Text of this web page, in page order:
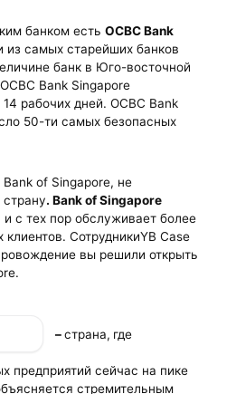
банком есть OCBC Bank
из самых старейших банков
банк в Юго-восточной
Bank Singapore
рабочих дней. OCBC Bank
50-ти самых безопасных
of Singapore, не
. Bank of Singapore
с тех пор обслуживает более
СотрудникиYB Case
вы решили открыть
–страна, где
предприятий сейчас на пике
стремительным